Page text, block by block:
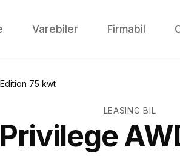
Varebiler Firmabil
75 kwt
LEASING BIL